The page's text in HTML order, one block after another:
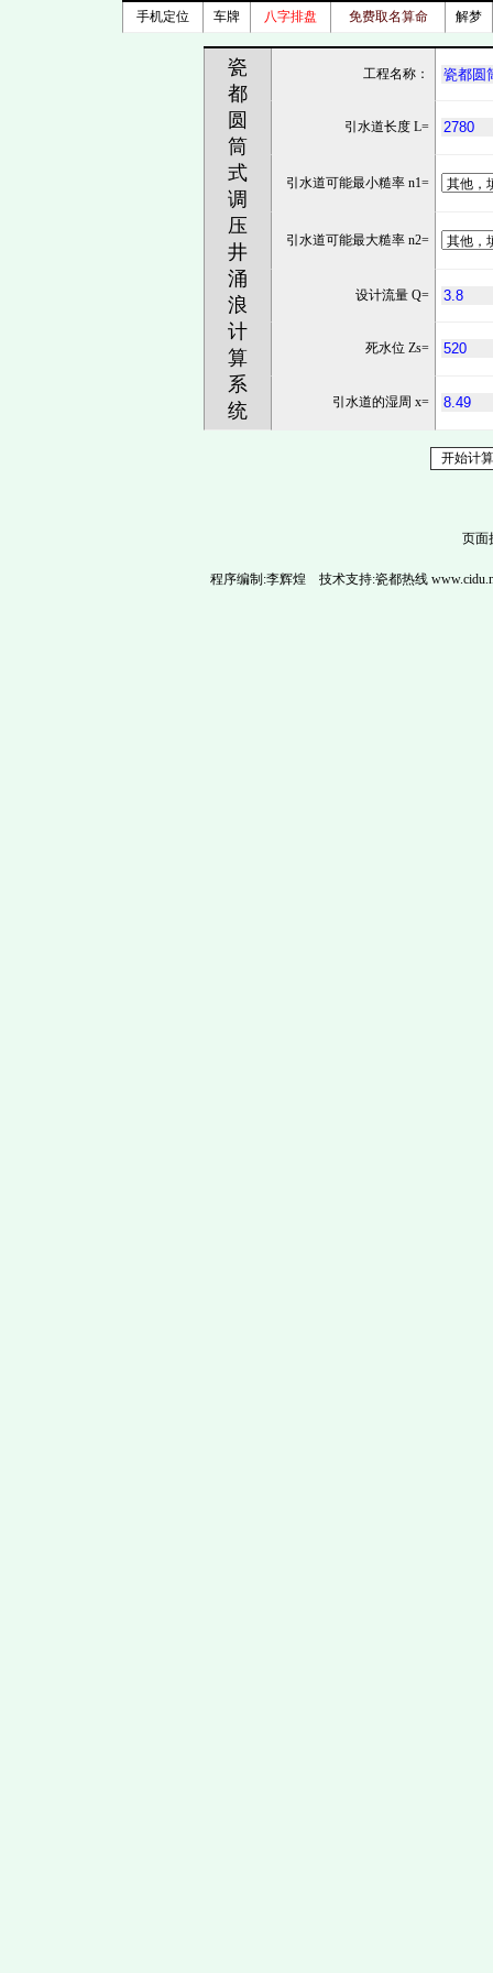
手机定位 车牌 八字排盘 免费取名算命 解梦
瓷
都
圆
筒
式
调
压
井
涌
浪
计
算
系
统
工程名称：
引水道长度 L=
引水道可能最小糙率 n1=
引水道可能最大糙率 n2=
设计流量 Q=
死水位 Zs=
引水道的湿周 x=
页面
程序编制:李辉煌技术支持:瓷都热线